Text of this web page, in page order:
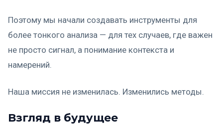
Поэтому мы начали создавать инструменты для
более тонкого анализа — для тех случаев, где важен
не просто сигнал, а понимание контекста и
намерений.
Наша миссия не изменилась. Изменились методы.
Взгляд в будущее